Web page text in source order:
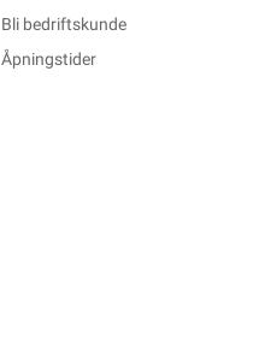
Bli bedriftskunde
Åpningstider